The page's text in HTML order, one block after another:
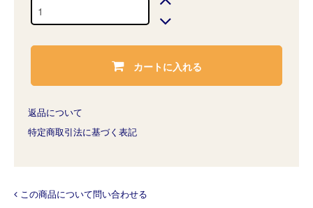
カートに入れる
返品について
特定商取引法に基づく表記
この商品について問い合わせる